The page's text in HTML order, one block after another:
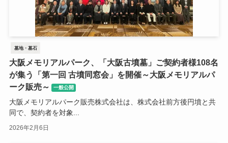
墓地・墓石
大阪メモリアルパーク、「大阪古墳墓」ご契約者様108名
が集う「第一回 古墳同窓会」を開催～大阪メモリアルパ
ーク販売～
一般公開
大阪メモリアルパーク販売株式会社は、株式会社前方後円墳と共
同で、契約者を対象...
2026年2月6日